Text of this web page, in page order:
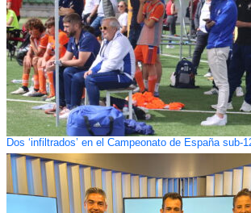
Dos ‘infiltrados’ en el Campeonato de España sub-